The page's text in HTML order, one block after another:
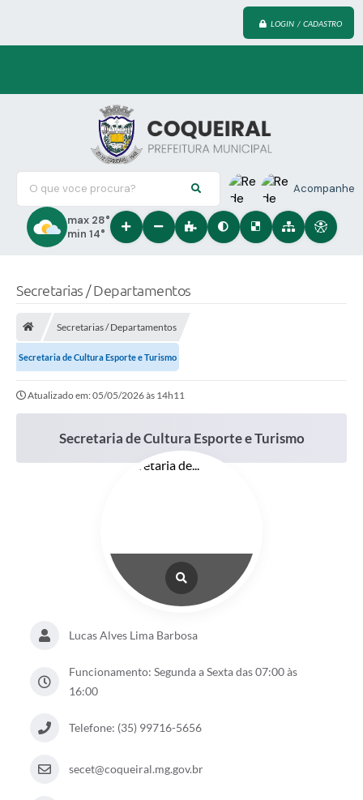
LOGIN / CADASTRO
O que voce procura? Acompanhe
max 28°
min 14°
Secretarias / Departamentos
Secretarias / Departamentos
Secretaria de Cultura Esporte e Turismo
Atualizado em: 05/05/2026 às 14h11
Secretaria de Cultura Esporte e Turismo
Lucas Alves Lima Barbosa
Funcionamento: Segunda a Sexta das 07:00 às
16:00
Telefone: (35) 99716-5656
secet@coqueiral.mg.gov.br